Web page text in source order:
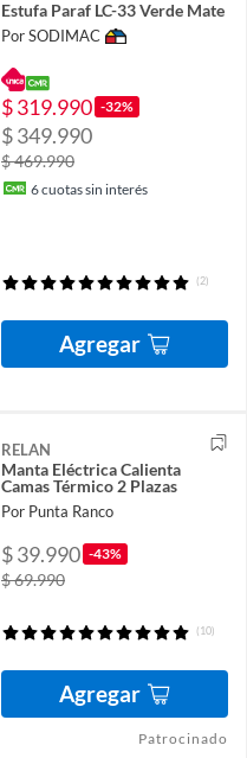
Estufa Paraf LC-33 Verde Mate
Por SODIMAC
$ 319.990 -32%
$ 349.990
$ 469.990
6cuotas sin interés
(2)
Agregar
RELAN
Manta Eléctrica Calienta
Camas Térmico 2 Plazas
Por Punta Ranco
$ 39.990 -43%
$ 69.990
(10)
Agregar
Patrocinado